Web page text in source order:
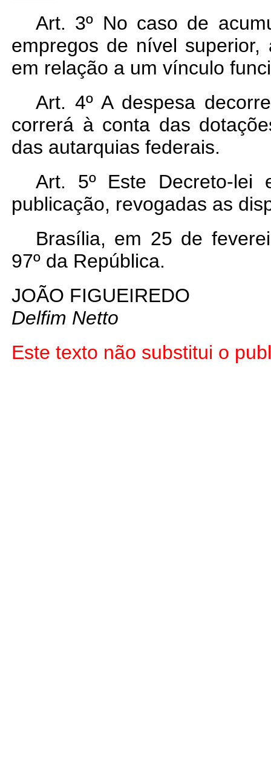
Art. 3º No caso de
empregos de nível
em relação a um vínculo
Art. 4º A despesa
correrá à conta das
das autarquias federais.
Art. 5º Este Decreto-lei
publicação, revogadas as
Brasília, em 25 de
97º da República.
JOÃO FIGUEIREDO
Delfim Netto
Este texto não substitui o